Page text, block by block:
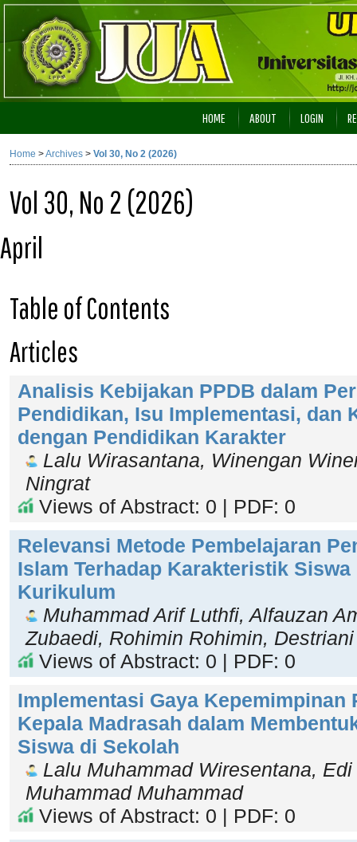
HOME ABOUT LOGIN
Home >Archives > Vol 30, No 2 (2026)
Vol 30, No 2 (2026)
April
Table of Contents
Articles
Analisis Kebijakan PPDB dalam
Pendidikan, Isu Implementasi, dan
dengan Pendidikan Karakter
Lalu Wirasantana, Winengan
Ningrat
Views of Abstract: 0 | PDF: 0
Relevansi Metode Pembelajaran
Islam Terhadap Karakteristik Siswa
Kurikulum
Muhammad Arif Luthfi, Alfauzan
Zubaedi, Rohimin Rohimin,
Views of Abstract: 0 | PDF: 0
Implementasi Gaya Kepemimpinan
Kepala Madrasah dalam
Siswa di Sekolah
Lalu Muhammad Wiresentana,
Muhammad Muhammad
Views of Abstract: 0 | PDF: 0